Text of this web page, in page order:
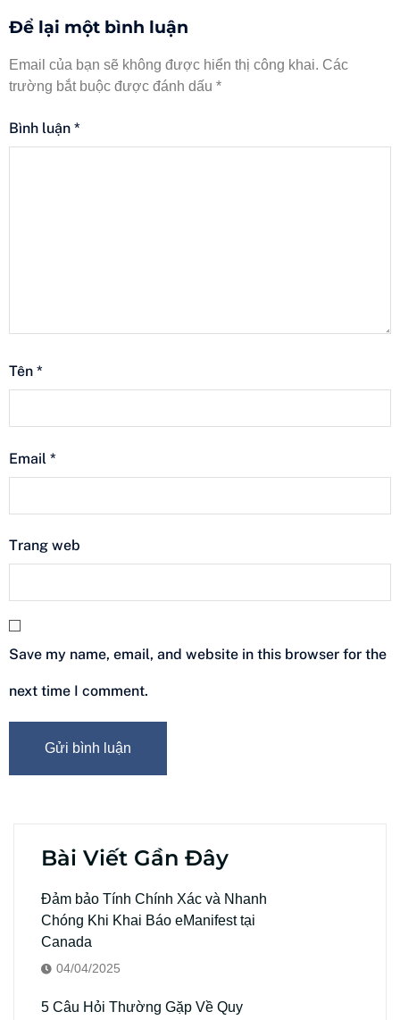
Để lại một bình luận
Email của bạn sẽ không được hiển thị công khai. Các
trường bắt buộc được đánh dấu *
Bình luận *
Tên *
Email *
Trang web
Save my name, email, and website in this browser for the
next time I comment.
Bài Viết Gần Đây
Đảm bảo Tính Chính Xác và Nhanh
Chóng Khi Khai Báo eManifest tại
Canada
04/04/2025
5 Câu Hỏi Thường Gặp Về Quy